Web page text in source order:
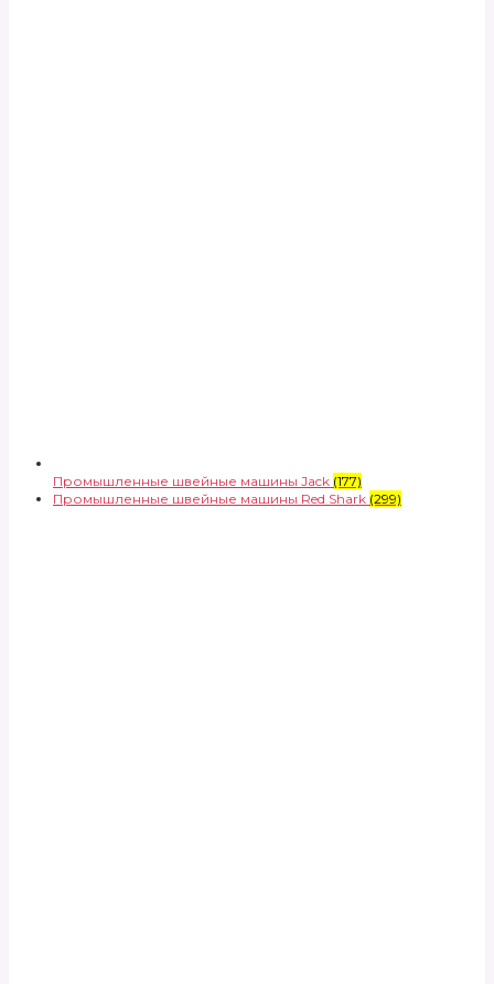
Промышленные швейные машины Jack (177)
Промышленные швейные машины Red Shark (299)